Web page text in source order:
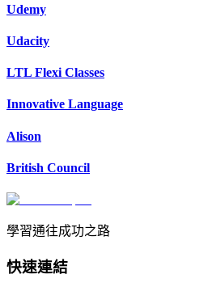
Udemy
Udacity
LTL Flexi Classes
Innovative Language
Alison
British Council
學習通往成功之路
快速連結